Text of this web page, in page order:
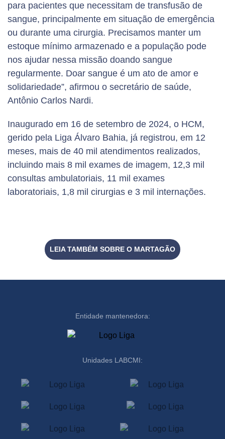
para pacientes que necessitam de transfusão de
sangue, principalmente em situação de emergência
ou durante uma cirurgia. Precisamos manter um
estoque mínimo armazenado e a população pode
nos ajudar nessa missão doando sangue
regularmente. Doar sangue é um ato de amor e
solidariedade”, afirmou o secretário de saúde,
Antônio Carlos Nardi.
Inaugurado em 16 de setembro de 2024, o HCM,
gerido pela Liga Álvaro Bahia, já registrou, em 12
meses, mais de 40 mil atendimentos realizados,
incluindo mais 8 mil exames de imagem, 12,3 mil
consultas ambulatoriais, 11 mil exames
laboratoriais, 1,8 mil cirurgias e 3 mil internações.
LEIA TAMBÉM SOBRE O MARTAGÃO
Entidade mantenedora:
Unidades LABCMI: